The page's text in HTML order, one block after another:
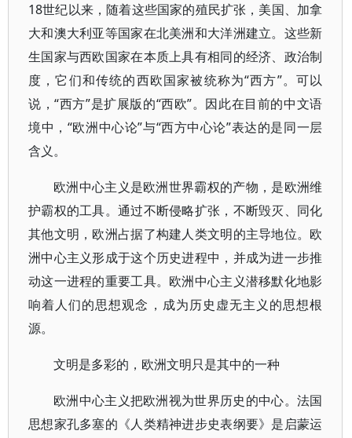
18世纪以来，随着这些国家的殖民扩张，美国、加拿
大和澳大利亚等国家在北美洲和大洋洲建立。这些新
生国家与西欧国家在本质上具有相同的经济、政治制
度，它们和传统的西欧国家被统称为“西方”。可以
说，“西方”是扩展版的“西欧”。因此在目前的中文语
境中，“欧洲中心论”与“西方中心论”表达的是同一层
含义。
欧洲中心主义是欧洲世界霸权的产物，是欧洲维
护霸权的工具。通过不断侵略扩张，不断毁灭、同化
其他文明，欧洲占据了构建人类文明的主导地位。欧
洲中心主义形成于这个历史进程中，并成为进一步推
动这一进程的重要工具。欧洲中心主义潜移默化地影
响着人们的思想观念，成为历史虚无主义的思想根
源。
文明是多彩的，欧洲文明只是其中的一种
欧洲中心主义把欧洲视为世界历史的中心。法国
思想家孔多塞的《人类精神进步史表纲要》是启蒙运